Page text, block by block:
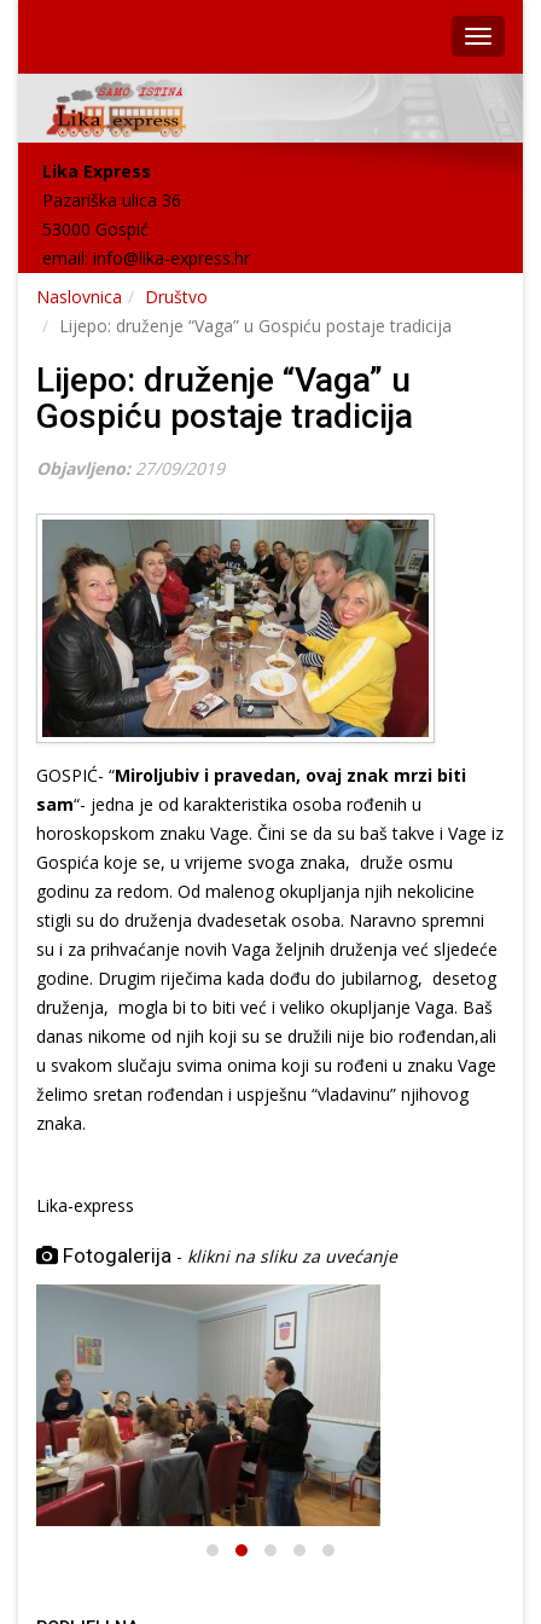
Lika Express
Pazariška ulica 36
53000 Gospić
email: info@lika-express.hr
Naslovnica
Društvo
Lijepo: druženje “Vaga” u Gospiću postaje tradicija
Lijepo: druženje “Vaga” u
Gospiću postaje tradicija
Objavljeno: 27/09/2019
GOSPIĆ- “Miroljubiv i pravedan, ovaj znak mrzi biti
sam“- jedna je od karakteristika osoba rođenih u
horoskopskom znaku Vage. Čini se da su baš takve i Vage iz
Gospića koje se, u vrijeme svoga znaka, druže osmu
godinu za redom. Od malenog okupljanja njih nekolicine
stigli su do druženja dvadesetak osoba. Naravno spremni
su i za prihvaćanje novih Vaga željnih druženja već sljedeće
godine. Drugim riječima kada dođu do jubilarnog, desetog
druženja, mogla bi to biti već i veliko okupljanje Vaga. Baš
danas nikome od njih koji su se družili nije bio rođendan,ali
u svakom slučaju svima onima koji su rođeni u znaku Vage
želimo sretan rođendan i uspješnu “vladavinu” njihovog
znaka.
Lika-express
Fotogalerija - klikni na sliku za uvećanje